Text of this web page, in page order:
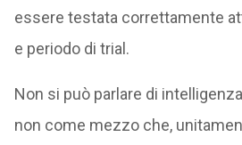
essere testata correttamente
e periodo di trial.
Non si può parlare di
non come mezzo che,